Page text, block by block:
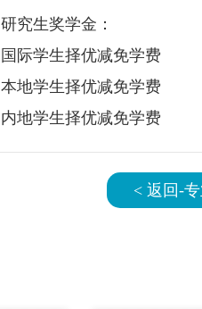
研究生奖学金：
国际学生择优减免学费
本地学生择优减免学费
内地学生择优减免学费
< 返回-